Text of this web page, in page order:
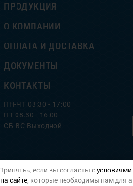
ПРОДУКЦИЯ
О КОМПАНИИ
ОПЛАТА И ДОСТАВКА
ДОКУМЕНТЫ
КОНТАКТЫ
ПН-ЧТ 08:30 - 17:00
ПТ 08:30 - 16:00
СБ-ВС Выходной
Политика
если вы согласны сусловиями
сайте, которые необходимы нам для